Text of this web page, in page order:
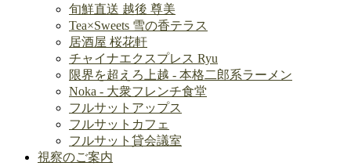
旬鮮直送 越後 尊美
Tea×Sweets 雪の香テラス
居酒屋 桜花軒
チャイナエクスプレス Ryu
限界を超えろ上越 - 本格二郎系ラーメン
Noka - 大衆フレンチ食堂
フルサットアップス
フルサットカフェ
フルサット貸会議室
視察のご案内